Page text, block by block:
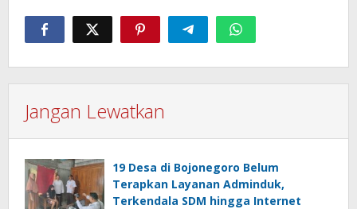
Jangan Lewatkan
19 Desa di Bojonegoro Belum
Terapkan Layanan Adminduk,
Terkendala SDM hingga Internet